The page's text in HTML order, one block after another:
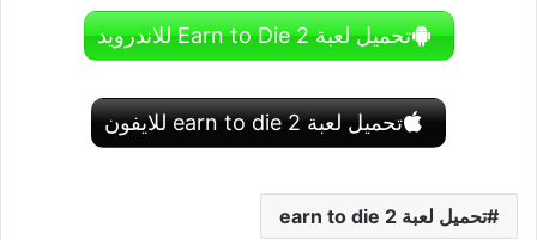
تحميل لعبة Earn to Die 2 للاندرويد
تحميل لعبة earn to die 2 للايفون
تحميل لعبة earn to die 2